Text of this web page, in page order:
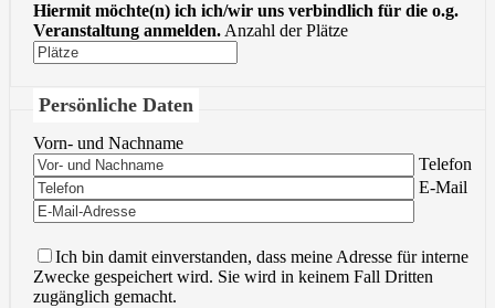
Hiermit möchte(n) ich ich/wir uns verbindlich für die o.g.
Veranstaltung anmelden.Anzahl der Plätze
Persönliche Daten
Vorn- und Nachname
Bitte lasse
Telefon
Bitte lasse
E-Mail
Ich bin damit einverstanden, dass meine Adresse für interne
Zwecke gespeichert wird. Sie wird in keinem Fall Dritten
zugänglich gemacht.